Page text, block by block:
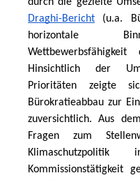
Draghi-Bericht (u.a.
horizontale
Hinsichtlich der
Prioritäten zeigte
Bürokratieabbau zur
zuversichtlich. Aus
Fragen zum
Kommissionstätigkeit